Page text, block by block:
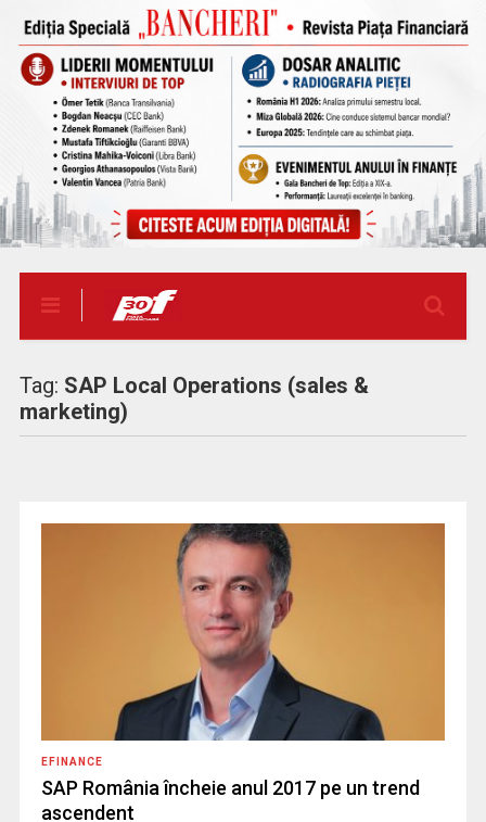
Tag: SAP Local Operations (sales &
marketing)
EFINANCE
SAP România încheie anul 2017 pe un trend
ascendent